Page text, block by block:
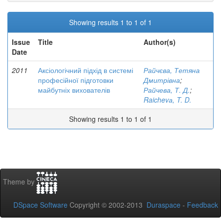
Showing results 1 to 1 of 1
Issue
Date
Title Author(s)
2011
Аксіологічний підхід в системі
професійної підготовки
майбутніх вихователів
Райчєва, Тетяна
Дмитрівна;
Райчева, Т. Д.;
Raichevа, T. D.
Showing results 1 to 1 of 1
Theme by
DSpace Software Copyright © 2002-2013 Duraspace - Feedback